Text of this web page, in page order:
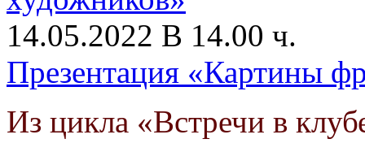
14.05.2022 В 14.00 ч.
Презентация «Картины
Из цикла «Встречи в